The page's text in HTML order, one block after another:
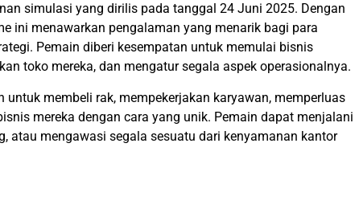
simulasi yang dirilis pada tanggal 24 Juni 2025. Dengan
ini menawarkan pengalaman yang menarik bagi para
Pemain diberi kesempatan untuk memulai bisnis
toko mereka, dan mengatur segala aspek operasionalnya.
membeli rak, mempekerjakan karyawan, memperluas
mereka dengan cara yang unik. Pemain dapat menjalani
atau mengawasi segala sesuatu dari kenyamanan kantor